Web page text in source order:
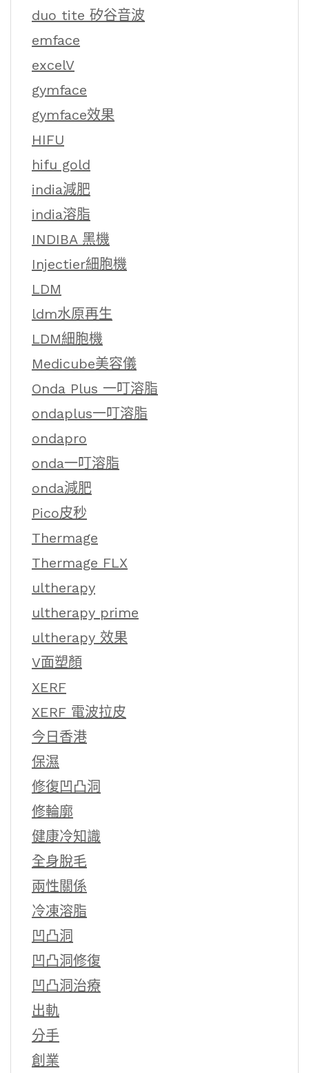
duo tite 矽谷音波
emface
excelV
gymface
gymface效果
HIFU
hifu gold
india減肥
india溶脂
INDIBA 黑機
Injectier細胞機
LDM
ldm水原再生
LDM細胞機
Medicube美容儀
Onda Plus 一叮溶脂
ondaplus一叮溶脂
ondapro
onda一叮溶脂
onda減肥
Pico皮秒
Thermage
Thermage FLX
ultherapy
ultherapy prime
ultherapy 效果
V面塑顏
XERF
XERF 電波拉皮
今日香港
保濕
修復凹凸洞
修輪廓
健康冷知識
全身脫毛
兩性關係
冷凍溶脂
凹凸洞
凹凸洞修復
凹凸洞治療
出軌
分手
創業